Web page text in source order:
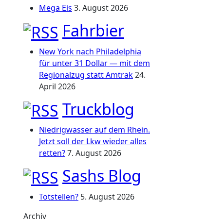
Mega Eis 3. August 2026
Fahrbier
New York nach Philadelphia
für unter 31 Dollar — mit dem
Regionalzug statt Amtrak24.
April 2026
Truckblog
Niedrigwasser auf dem Rhein.
Jetzt soll der Lkw wieder alles
retten?7. August 2026
Sashs Blog
Totstellen? 5. August 2026
Archiv